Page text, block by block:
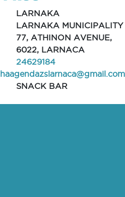
LARNAKA
LARNAKA MUNICIPALITY
77, ATHINON AVENUE,
6022, LARNACA
24629184
haagendazslarnaca@gmail.com
SNACK BAR